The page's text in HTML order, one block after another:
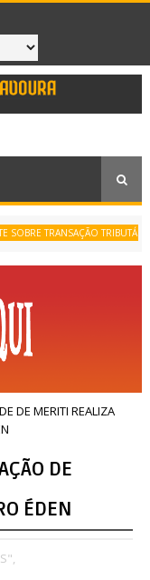
TRANSAÇÃO TRIBUTÁRIA
DE MERITI REALIZA
DE
ÉDEN